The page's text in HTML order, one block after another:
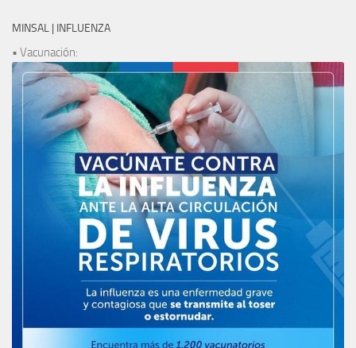
MINSAL | INFLUENZA
• Vacunación: